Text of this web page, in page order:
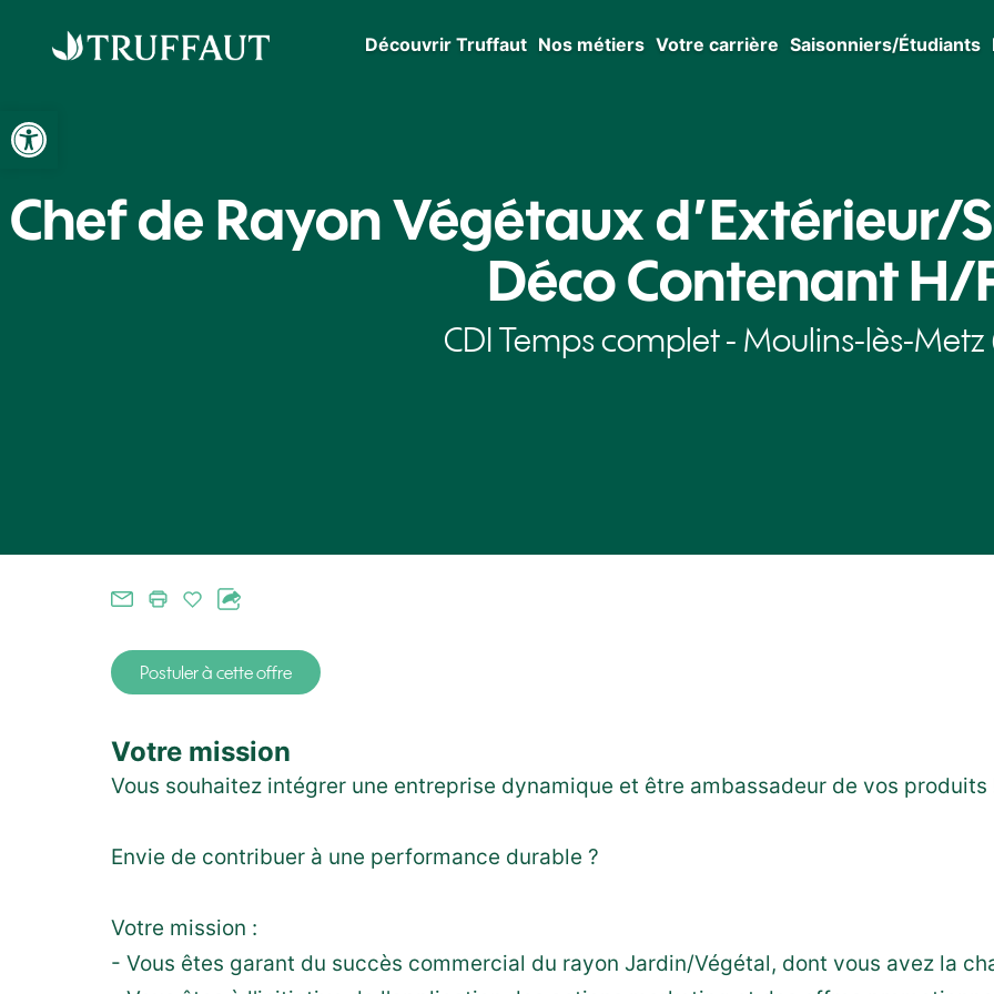
Ouvrir la barre d’outils
Découvrir Truffaut Nos métiers Votre carrière Saisonniers/Étudiants
Chef de Rayon Végétaux d’Extérieur/
Déco Contenant H/
CDI Temps complet - Moulins-lès-Metz
Postuler à cette offre
Votre mission
Vous souhaitez intégrer une entreprise dynamique et être ambassadeur de vos produits
Envie de contribuer à une performance durable ?
Votre mission :
- Vous êtes garant du succès commercial du rayon Jardin/Végétal, dont vous avez la